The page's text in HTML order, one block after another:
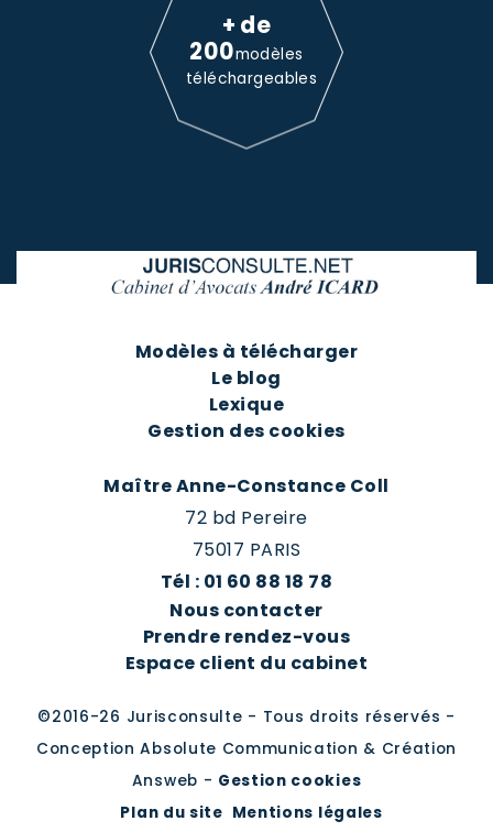
+ de
200modèles
téléchargeables
Modèles à télécharger
Le blog
Lexique
Gestion des cookies
Maître Anne-Constance Coll
72 bd Pereire
75017 PARIS
Tél : 01 60 88 18 78
Nous contacter
Prendre rendez-vous
Espace client du cabinet
©2016-26 Jurisconsulte - Tous droits réservés -
Conception Absolute Communication & Création
Answeb - Gestion cookies
Plan du site Mentions légales